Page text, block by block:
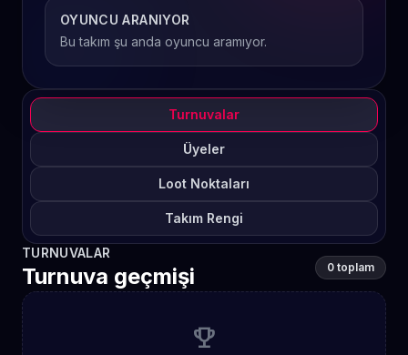
OYUNCU ARANIYOR
Bu takım şu anda oyuncu aramıyor.
Turnuvalar
Üyeler
Loot Noktaları
Takım Rengi
TURNUVALAR
Turnuva geçmişi 0 toplam
emoji_events